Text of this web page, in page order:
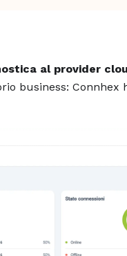
al provider
business: Connhex